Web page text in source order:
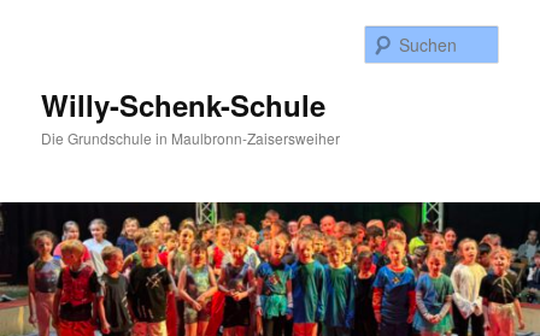
Willy-Schenk-Schule
Die Grundschule in Maulbronn-Zaisersweiher